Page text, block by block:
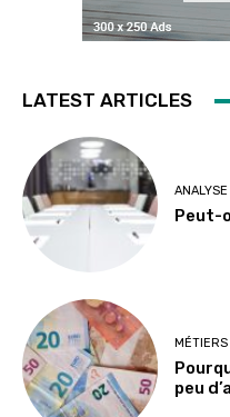
LATEST ARTICLES
ANALYSE
Peut-
MÉTIERS
peu